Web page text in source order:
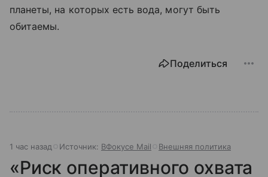
планеты, на которых есть вода, могут быть
обитаемы.
Поделиться
1 час назад Источник: ВФокусе Mail Внешняя политика
«Риск оперативного охвата